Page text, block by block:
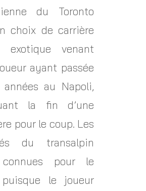
du Toronto
choix de carrière
exotique venant
ayant passée
au Napoli,
la fin d’une
pour le coup. Les
du transalpin
pour le
le joueur